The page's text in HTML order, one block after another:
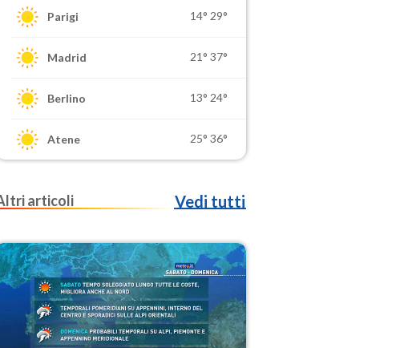
Parigi 14° 29°
Madrid 21° 37°
Berlino 13° 24°
Atene 25° 36°
articoli Vedi tutti